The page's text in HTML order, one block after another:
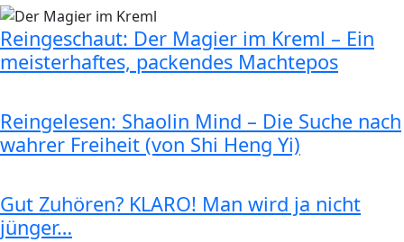
Reingeschaut: Der Magier im Kreml – Ein
meisterhaftes, packendes Machtepos
Reingelesen: Shaolin Mind – Die Suche nach
wahrer Freiheit (von Shi Heng Yi)
Gut Zuhören? KLARO! Man wird ja nicht
jünger…